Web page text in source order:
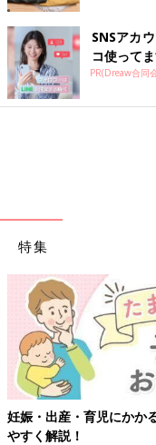
SNSアカ
コ使ってま
PR(Dreaw合同
特集
妊娠・出産・育児にかか
やすく解説！